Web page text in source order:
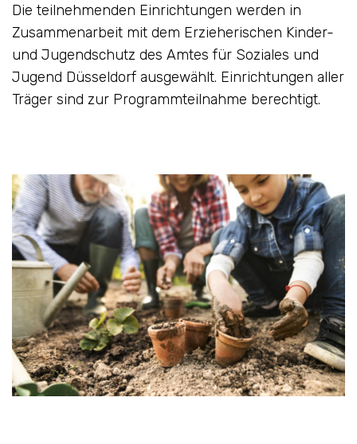
Die teilnehmenden Einrichtungen werden in
Zusammenarbeit mit dem Erzieherischen Kinder-
und Jugendschutz des Amtes für Soziales und
Jugend Düsseldorf ausgewählt. Einrichtungen aller
Träger sind zur Programmteilnahme berechtigt.